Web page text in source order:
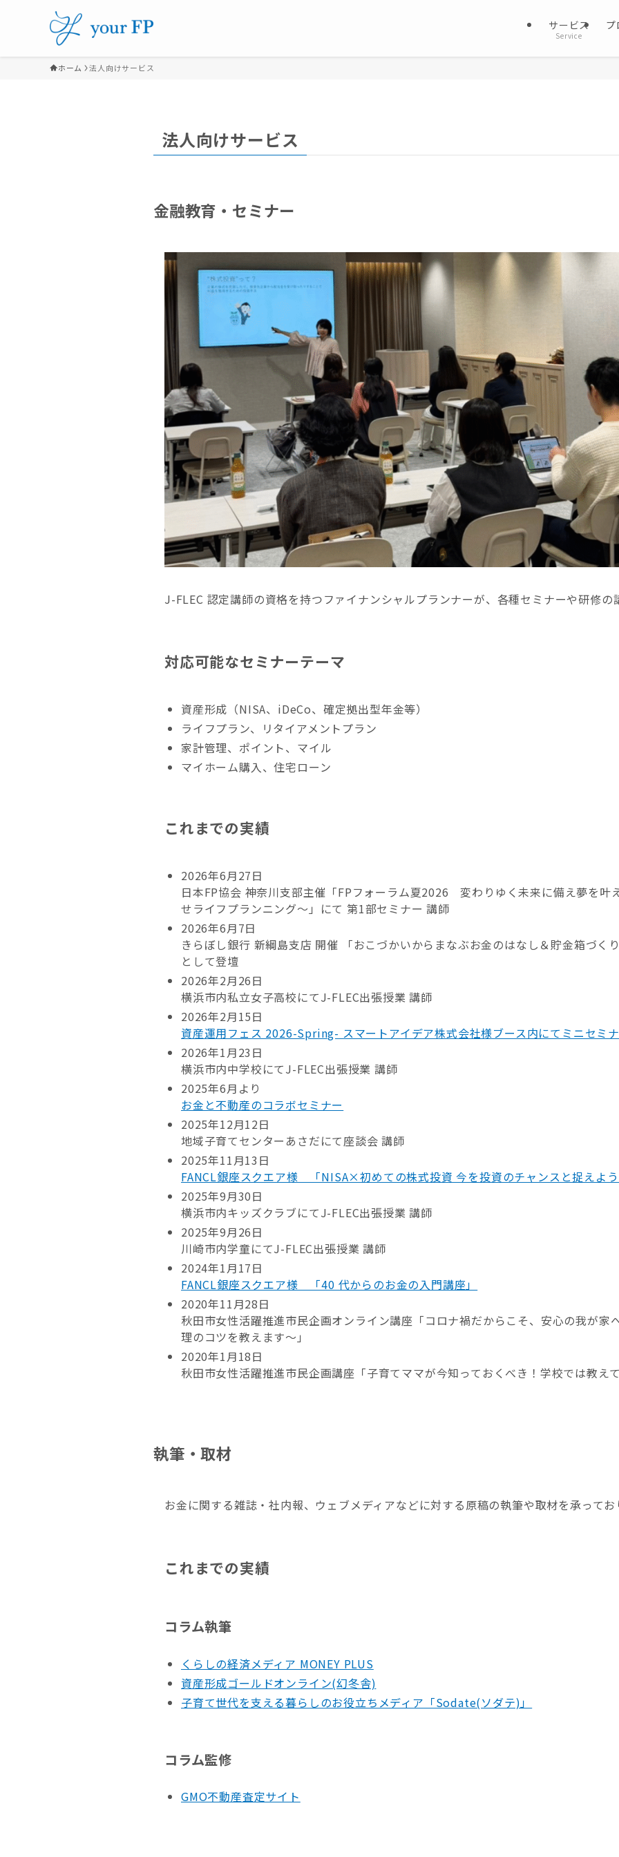
サービス
Service
プ
ホーム 法人向けサービス
法人向けサービス
金融教育・セミナー
J-FLEC 認定講師の資格を持つファイナンシャルプランナーが、各種セミナーや研修の
対応可能なセミナーテーマ
資産形成（NISA、iDeCo、確定拠出型年金等）
ライフプラン、リタイアメントプラン
家計管理、ポイント、マイル
マイホーム購入、住宅ローン
これまでの実績
2026年6月27日
日本FP協会 神奈川支部主催「FPフォーラム夏2026 変わりゆく未来に備え夢を
せライフプランニング〜」にて 第1部セミナー 講師
2026年6月7日
きらぼし銀行 新綱島支店 開催 「おこづかいからまなぶお金のはなし＆貯金箱づく
として登壇
2026年2月26日
横浜市内私立女子高校にてJ-FLEC出張授業 講師
2026年2月15日
資産運用フェス 2026-Spring- スマートアイデア株式会社様ブース内にてミニセミ
2026年1月23日
横浜市内中学校にてJ-FLEC出張授業 講師
2025年6月より
お金と不動産のコラボセミナー
2025年12月12日
地域子育てセンターあさだにて座談会 講師
2025年11月13日
FANCL銀座スクエア様 「NISA×初めての株式投資 今を投資のチャンスと捉えよ
2025年9月30日
横浜市内キッズクラブにてJ-FLEC出張授業 講師
2025年9月26日
川崎市内学童にてJ-FLEC出張授業 講師
2024年1月17日
FANCL銀座スクエア様 「40 代からのお金の入門講座」
2020年11月28日
秋田市女性活躍推進市民企画オンライン講座「コロナ禍だからこそ、安心の我が家
理のコツを教えます～」
2020年1月18日
秋田市女性活躍推進市民企画講座「子育てママが今知っておくべき！学校では教え
執筆・取材
お金に関する雑誌・社内報、ウェブメディアなどに対する原稿の執筆や取材を承ってお
これまでの実績
コラム執筆
くらしの経済メディア MONEY PLUS
資産形成ゴールドオンライン(幻冬舎)
子育て世代を支える暮らしのお役立ちメディア「Sodate(ソダテ)」
コラム監修
GMO不動産査定サイト